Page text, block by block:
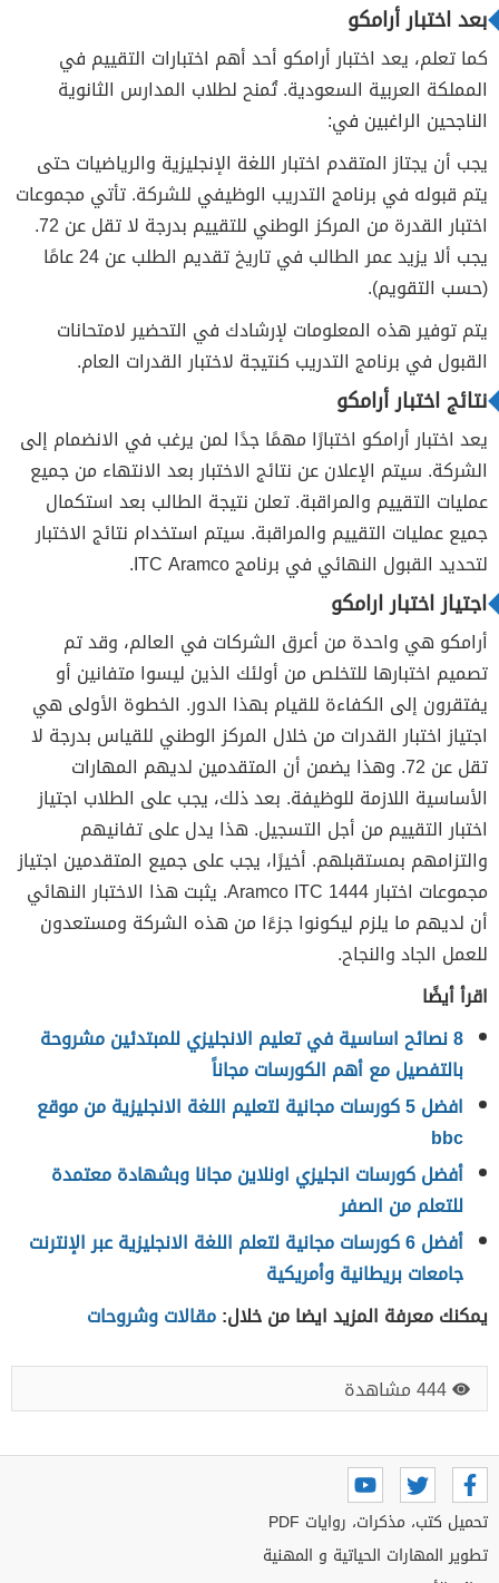
بعد اختبار أرامكو
كما تعلم، يعد اختبار أرامكو أحد أهم اختبارات التقييم في
المملكة العربية السعودية. تُمنح لطلاب المدارس الثانوية
الناجحين الراغبين في:
يجب أن يجتاز المتقدم اختبار اللغة الإنجليزية والرياضيات حتى
يتم قبوله في برنامج التدريب الوظيفي للشركة. تأتي مجموعات
اختبار القدرة من المركز الوطني للتقييم بدرجة لا تقل عن 72.
يجب ألا يزيد عمر الطالب في تاريخ تقديم الطلب عن 24 عامًا
(حسب التقويم).
يتم توفير هذه المعلومات لإرشادك في التحضير لامتحانات
القبول في برنامج التدريب كنتيجة لاختبار القدرات العام.
نتائج اختبار أرامكو
يعد اختبار أرامكو اختبارًا مهمًا جدًا لمن يرغب في الانضمام إلى
الشركة. سيتم الإعلان عن نتائج الاختبار بعد الانتهاء من جميع
عمليات التقييم والمراقبة. تعلن نتيجة الطالب بعد استكمال
جميع عمليات التقييم والمراقبة. سيتم استخدام نتائج الاختبار
لتحديد القبول النهائي في برنامج ITC Aramco.
اجتياز اختبار ارامكو
أرامكو هي واحدة من أعرق الشركات في العالم، وقد تم
تصميم اختبارها للتخلص من أولئك الذين ليسوا متفانين أو
يفتقرون إلى الكفاءة للقيام بهذا الدور. الخطوة الأولى هي
اجتياز اختبار القدرات من خلال المركز الوطني للقياس بدرجة لا
تقل عن 72. وهذا يضمن أن المتقدمين لديهم المهارات
الأساسية اللازمة للوظيفة. بعد ذلك، يجب على الطلاب اجتياز
اختبار التقييم من أجل التسجيل. هذا يدل على تفانيهم
والتزامهم بمستقبلهم. أخيرًا، يجب على جميع المتقدمين اجتياز
مجموعات اختبار Aramco ITC 1444. يثبت هذا الاختبار النهائي
أن لديهم ما يلزم ليكونوا جزءًا من هذه الشركة ومستعدون
للعمل الجاد والنجاح.
اقرأ أيضًا
8 نصائح اساسية في تعليم الانجليزي للمبتدئين مشروحة
بالتفصيل مع أهم الكورسات مجاناً
افضل 5 كورسات مجانية لتعليم اللغة الانجليزية من موقع
bbc
أفضل كورسات انجليزي اونلاين مجانا وبشهادة معتمدة
للتعلم من الصفر
أفضل 6 كورسات مجانية لتعلم اللغة الانجليزية عبر الإنترنت
جامعات بريطانية وأمريكية
يمكنك معرفة المزيد ايضا من خلال:مقالات وشروحات
444 مشاهدة
تحميل كتب، مذكرات، روايات PDF
تطوير المهارات الحياتية و المهنية